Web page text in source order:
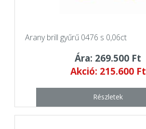
Arany brill gyűrű 0476 s 0,06ct
Ára: 269.500 Ft
Akció: 215.600 Ft
Részletek